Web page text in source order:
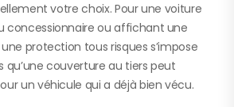
votre choix. Pour une voiture
concessionnaire ou affichant une
protection tous risques s’impose
couverture au tiers peut
un véhicule qui a déjà bien vécu.